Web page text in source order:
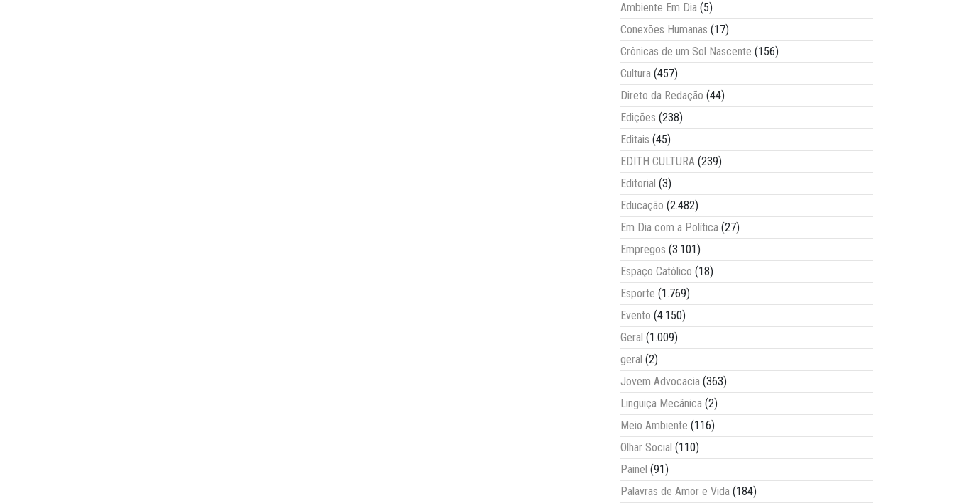
Ambiente Em Dia (5)
Conexões Humanas (17)
Crônicas de um Sol Nascente (156)
Cultura (457)
Direto da Redação (44)
Edições (238)
Editais (45)
EDITH CULTURA (239)
Editorial (3)
Educação (2.482)
Em Dia com a Política (27)
Empregos (3.101)
Espaço Católico (18)
Esporte (1.769)
Evento (4.150)
Geral (1.009)
geral (2)
Jovem Advocacia (363)
Linguiça Mecânica (2)
Meio Ambiente (116)
Olhar Social (110)
Painel (91)
Palavras de Amor e Vida (184)